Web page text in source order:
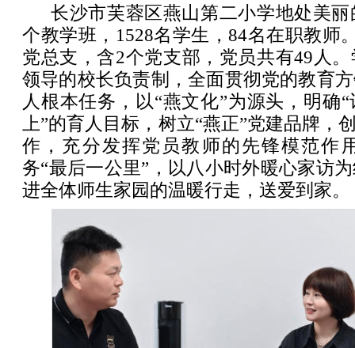
长沙市芙蓉区燕山第二小学地处美
个教学班，1528名学生，84名在职教师
党总支，含2个党支部，党员共有49人
领导的校长负责制，全面贯彻党的教育
人根本任务，以“燕文化”为源头，明确
上”的育人目标，树立“燕正”党建品牌，
作，充分发挥党员教师的先锋模范作
务“最后一公里”，以八小时外暖心家访
进全体师生家园的温暖行走，送爱到家。